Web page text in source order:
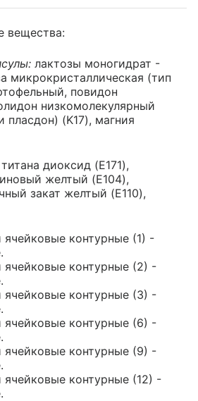
вещества:
лактозы моногидрат -
микрокристаллическая (тип
повидон
низкомолекулярный
пласдон) (K17), магния
титана диоксид (E171),
желтый (E104),
закат желтый (E110),
ячейковые контурные (1) -
ячейковые контурные (2) -
ячейковые контурные (3) -
ячейковые контурные (6) -
ячейковые контурные (9) -
ячейковые контурные (12) -